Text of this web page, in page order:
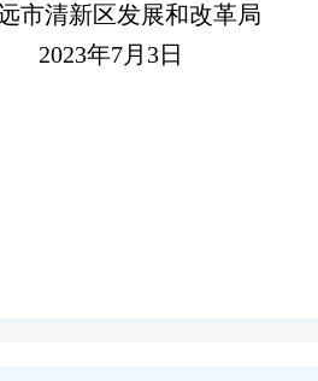
改革局
日